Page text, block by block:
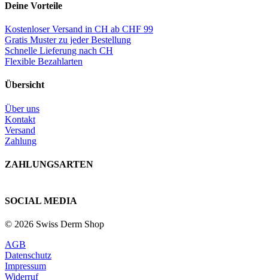
Deine Vorteile
Kostenloser Versand in CH ab CHF 99
Gratis Muster zu jeder Bestellung
Schnelle Lieferung nach CH
Flexible Bezahlarten
Übersicht
Über uns
Kontakt
Versand
Zahlung
ZAHLUNGSARTEN
SOCIAL MEDIA
© 2026 Swiss Derm Shop
AGB
Datenschutz
Impressum
Widerruf